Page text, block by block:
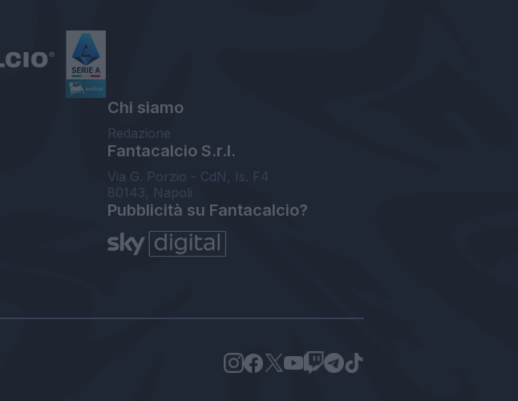
Chi siamo
Redazione
Fantacalcio S.r.l.
Via G. Porzio - CdN, Is. F4
80143, Napoli
Pubblicità su Fantacalcio?